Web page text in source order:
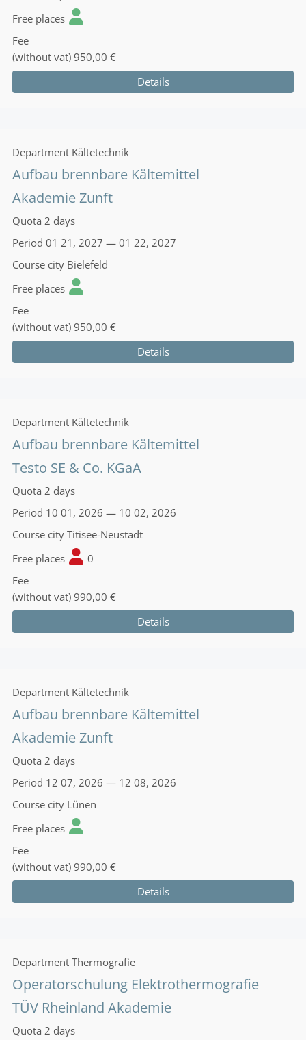
Free places
Fee
(without vat) 950,00 €
Details
Department Kältetechnik
Aufbau brennbare Kältemittel
Akademie Zunft
Quota 2 days
Period 01 21, 2027 — 01 22, 2027
Course city Bielefeld
Free places
Fee
(without vat) 950,00 €
Details
Department Kältetechnik
Aufbau brennbare Kältemittel
Testo SE & Co. KGaA
Quota 2 days
Period 10 01, 2026 — 10 02, 2026
Course city Titisee-Neustadt
Free places
0
Fee
(without vat) 990,00 €
Details
Department Kältetechnik
Aufbau brennbare Kältemittel
Akademie Zunft
Quota 2 days
Period 12 07, 2026 — 12 08, 2026
Course city Lünen
Free places
Fee
(without vat) 990,00 €
Details
Department Thermografie
Operatorschulung Elektrothermografie
TÜV Rheinland Akademie
Quota 2 days